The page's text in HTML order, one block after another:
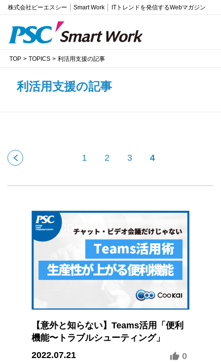
株式会社ピーエスシー Smart Work ITトレンドを発信するWebマガジン
TOP TOPICS 利活用支援の記事
利活用支援の記事
1 2 3 4
【意外と知らない】Teams活用「便利
機能〜トラブルシューティング」
2022.07.21
0